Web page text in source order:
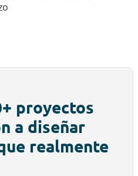
proyectos
a diseñar
realmente